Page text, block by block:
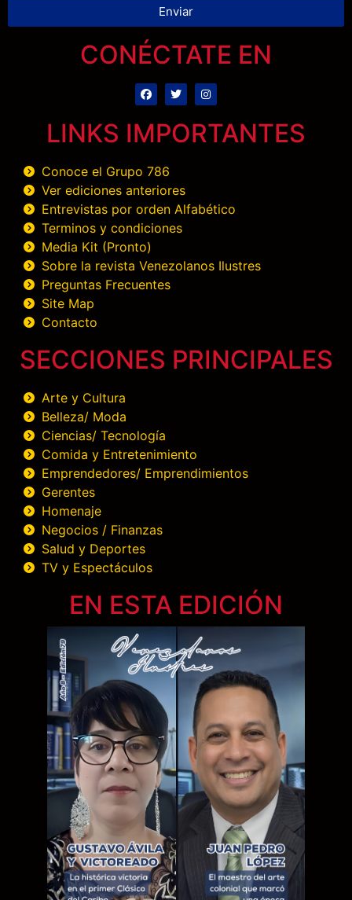
Enviar
CONÉCTATE EN
LINKS IMPORTANTES
Conoce el Grupo 786
Ver ediciones anteriores
Entrevistas por orden Alfabético
Terminos y condiciones
Media Kit (Pronto)
Sobre la revista Venezolanos Ilustres
Preguntas Frecuentes
Site Map
Contacto
SECCIONES PRINCIPALES
Arte y Cultura
Belleza/ Moda
Ciencias/ Tecnología
Comida y Entretenimiento
Emprendedores/ Emprendimientos
Gerentes
Homenaje
Negocios / Finanzas
Salud y Deportes
TV y Espectáculos
EN ESTA EDICIÓN